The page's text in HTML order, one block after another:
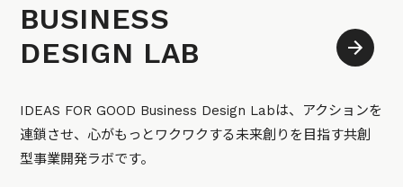
BUSINESS
DESIGN LAB
IDEAS FOR GOOD Business Design Labは、アクションを
連鎖させ、心がもっとワクワクする未来創りを目指す共創
型事業開発ラボです。